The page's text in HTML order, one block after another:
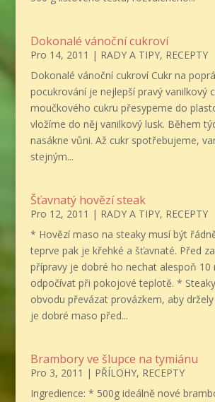
Dokonalé vánoční cukroví
Pro 14, 2011 | RADY A TIPY, RECEPTY
Dokonalé vánoční cukroví Cukr na
pocukrování je nejlepší pravý vanilkový
moučkového cukru přesypeme do
vložíme do něj vanilkový lusk. Během
nasákne vůni. Až cukr spotřebujeme,
stejným...
Šťavnatý hovězí steak
Pro 12, 2011 | RADY A TIPY, RECEPTY
* Hovězí maso na steaky musí být
teprve pak je křehké a šťavnaté. Před
přípravy je dobré ho nechat alespoň 10
odpočívat při pokojové teplotě. *
obvodu převázat provázkem, aby
je dobré maso před...
Brambory ve šlupce na tymiánu
Pro 3, 2011 | PŘÍLOHY, RECEPTY
Ingredience: * 500g ideálně nové